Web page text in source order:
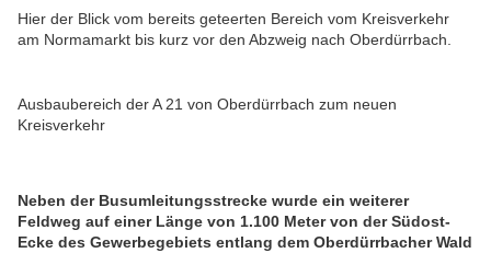
Hier der Blick vom bereits geteerten Bereich vom Kreisverkehr
am Normamarkt bis kurz vor den Abzweig nach Oberdürrbach.
Ausbaubereich der A 21 von Oberdürrbach zum neuen
Kreisverkehr
Neben der Busumleitungsstrecke wurde ein weiterer
Feldweg auf einer Länge von 1.100 Meter von der Südost-
Ecke des Gewerbegebiets entlang dem Oberdürrbacher Wald